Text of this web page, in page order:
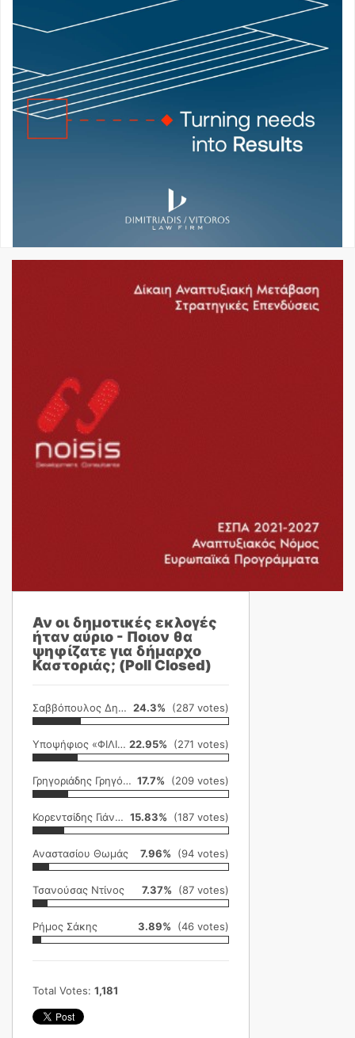
Αν οι δημοτικές εκλογές
ήταν αύριο - Ποιον θα
ψηφίζατε για δήμαρχο
Καστοριάς; (Poll Closed)
Σαββόπουλος Δημήτρης 24.3% (287 votes)
Υποψήφιος «ΦΙΛΙΚΗ ΕΤΑΙΡΕΙΑ» 22.95% (271 votes)
Γρηγοριάδης Γρηγόρης 17.7% (209 votes)
Κορεντσίδης Γιάννης 15.83% (187 votes)
Αναστασίου Θωμάς 7.96% (94 votes)
Τσανούσας Ντίνος 7.37% (87 votes)
Ρήμος Σάκης 3.89% (46 votes)
Total Votes: 1,181